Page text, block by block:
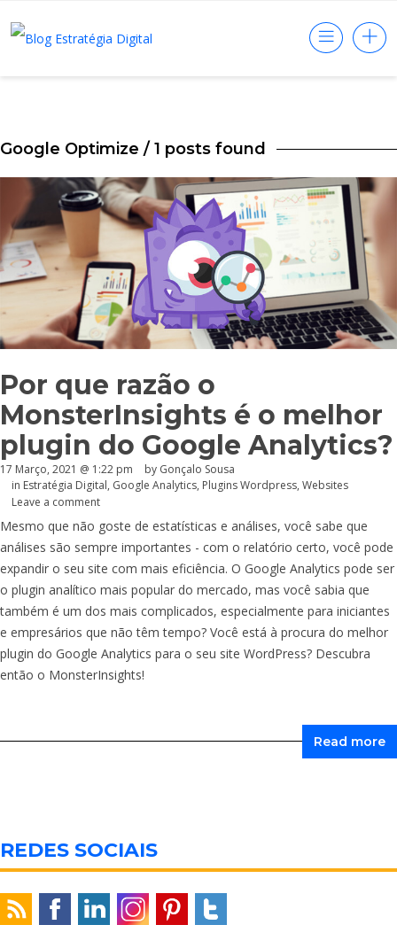
Google Optimize / 1 posts found
Por que razão o
MonsterInsights é o melhor
plugin do Google Analytics?
17 Março, 2021 @ 1:22 pm by Gonçalo Sousa
in Estratégia Digital, Google Analytics, Plugins Wordpress, Websites
Leave a comment
Mesmo que não goste de estatísticas e análises, você sabe que
análises são sempre importantes - com o relatório certo, você pode
expandir o seu site com mais eficiência. O Google Analytics pode ser
o plugin analítico mais popular do mercado, mas você sabia que
também é um dos mais complicados, especialmente para iniciantes
e empresários que não têm tempo? Você está à procura do melhor
plugin do Google Analytics para o seu site WordPress? Descubra
então o MonsterInsights!
Read more
REDES SOCIAIS